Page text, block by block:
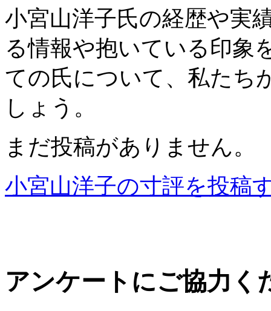
小宮山洋子氏の経歴や実
る情報や抱いている印象
ての氏について、私たち
しょう。
まだ投稿がありません。
小宮山洋子の寸評を投稿
アンケートにご協力く